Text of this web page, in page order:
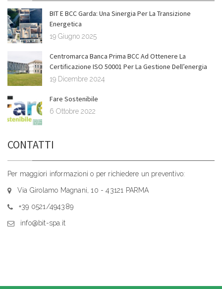
BIT E BCC Garda: Una Sinergia Per La Transizione
Energetica
19 Giugno 2025
Centromarca Banca Prima BCC Ad Ottenere La
Certificazione ISO 50001 Per La Gestione Dell’energia
19 Dicembre 2024
Fare Sostenibile
6 Ottobre 2022
CONTATTI
Per maggiori informazioni o per richiedere un preventivo:
Via Girolamo Magnani, 10 - 43121 PARMA
+39 0521/494389
info@bit-spa.it